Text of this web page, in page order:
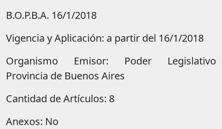
B.O.P.B.A. 16/1/2018
Vigencia y Aplicación: a partir del 16/1/2018
Organismo Emisor: Poder Legislativo
Provincia de Buenos Aires
Cantidad de Artículos: 8
Anexos: No